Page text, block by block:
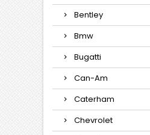
Bentley
Bmw
Bugatti
Can-Am
Caterham
Chevrolet